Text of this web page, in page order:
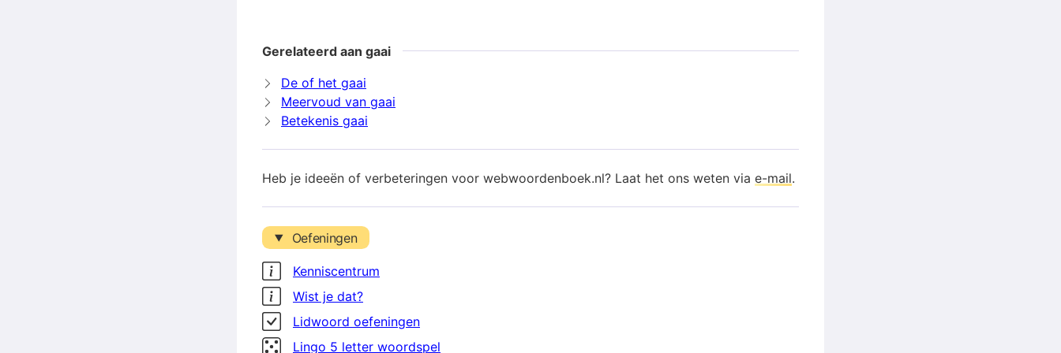
Gerelateerd aan gaai
De of het gaai
Meervoud van gaai
Betekenis gaai
Heb je ideeën of verbeteringen voor webwoordenboek.nl? Laat het ons weten via e-mail.
Oefeningen
Kenniscentrum
Wist je dat?
Lidwoord oefeningen
Lingo 5 letter woordspel